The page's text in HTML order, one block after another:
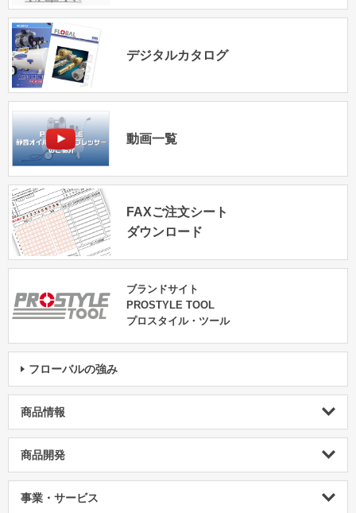
デジタルカタログ
動画一覧
FAXご注文シート
ダウンロード
ブランドサイト
PROSTYLE TOOL
プロスタイル・ツール
フローバルの強み
商品情報
商品開発
事業・サービス